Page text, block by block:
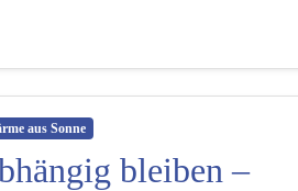
aus Sonne
bleiben –